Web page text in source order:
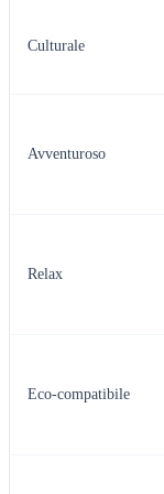
Culturale
Avventuroso
Relax
Eco-compatibile